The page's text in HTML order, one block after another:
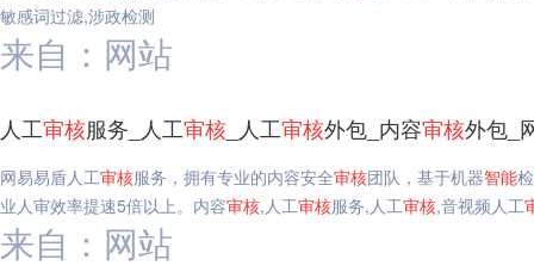
敏感词过滤,涉政检测
来自：网站
人工审核服务_人工审核 _人工审核外包_内容审核外包_
网易易盾人工审核服务，拥有专业的内容安全审核团队，基于机器智能
业人审效率提速5倍以上。内容审核,人工审核服务,人工审核,音视频人工
来自：网站